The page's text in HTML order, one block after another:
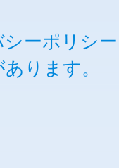
ーポリシ
ります。